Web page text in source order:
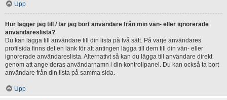
Upp
Hur lägger jag till / tar jag bort användare från min vän- eller ignorerade
användareslista?
Du kan lägga till användare till din lista på två sätt. På varje användares
profilsida finns det en länk för att antingen lägga till dem till din vän- eller
ignorerade användareslista. Alternativt så kan du lägga till användare direkt
genom att ange deras användarnamn i din kontrollpanel. Du kan också ta bort
användare från din lista på samma sida.
Upp